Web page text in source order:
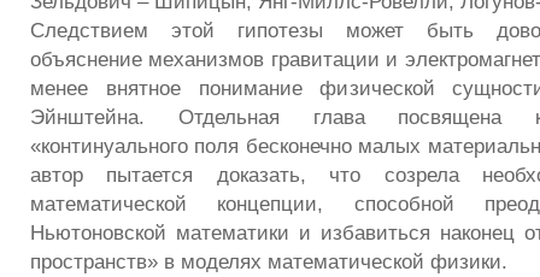
Следствием этой гипотезы может быть
объяснение механизмов гравитации и
менее внятное понимание физической
Эйнштейна. Отдельная глава посвящена
«континуального поля бесконечно малых
автор пытается доказать, что созрела
математической концепции, способной
Ньютоновской математики и избавиться наконец
пространств» в моделях математической физики.